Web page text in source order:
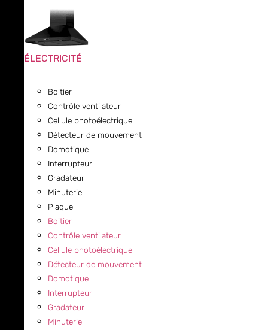
ÉLECTRICITÉ
Boitier
Contrôle ventilateur
Cellule photoélectrique
Détecteur de mouvement
Domotique
Interrupteur
Gradateur
Minuterie
Plaque
Boitier
Contrôle ventilateur
Cellule photoélectrique
Détecteur de mouvement
Domotique
Interrupteur
Gradateur
Minuterie